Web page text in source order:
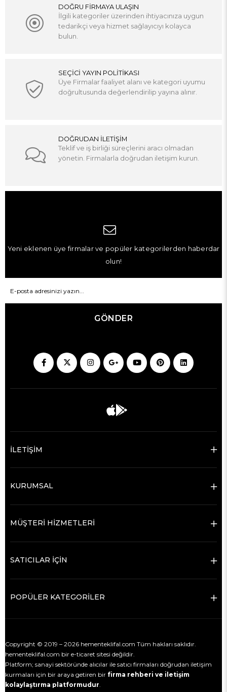
DOĞRU FİRMAYA ULAŞIN
İlgili kategoriler üzerinden ihtiyacınıza uygun
tedarikçi veya hizmet sağlayıcıyı kolayca
bulun.
SEÇİCİ YAYIN POLİTİKASI
Üye Firmalar faaliyet alanı ve kategori uyumu
doğrultusunda değerlendirilip yayına alınır.
DOĞRUDAN İLETİŞİM
Teklif ve iş birliği süreçlerini aracı olmadan
yönetin. Firmalarla doğrudan iletişim kurun.
Yeni eklenen üye firmalar ve popüler kategorilerden haberdar
olun!
GÖNDER
İLETİŞİM
KURUMSAL
MÜŞTERİ HİZMETLERİ
SATICILAR İÇİN
POPÜLER KATEGORİLER
Copyright © 2019 – 2026 hementeklifal.com Tüm hakları saklıdır.
hementeklifal.com bir e-ticaret sitesi değildir.
Platform; sanayi sektöründe alıcılar ile satıcı firmaları doğrudan iletişim
kurmaları için bir araya getiren bir firma rehberi ve iletişim
kolaylaştırma platformudur.